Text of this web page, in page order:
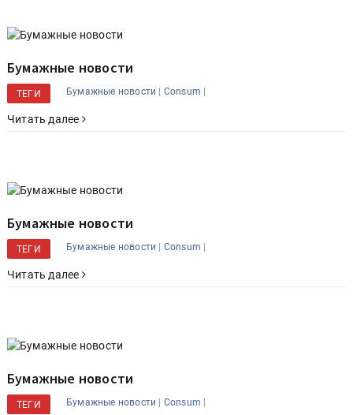
Бумажные новости
ТЕГИ Бумажные новости | Consum |
Читать далее
Бумажные новости
ТЕГИ Бумажные новости | Consum |
Читать далее
Бумажные новости
ТЕГИ Бумажные новости | Consum |